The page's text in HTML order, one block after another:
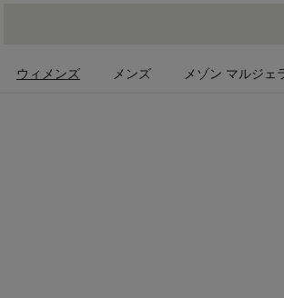
ウィメンズ メンズ メゾン マルジェ